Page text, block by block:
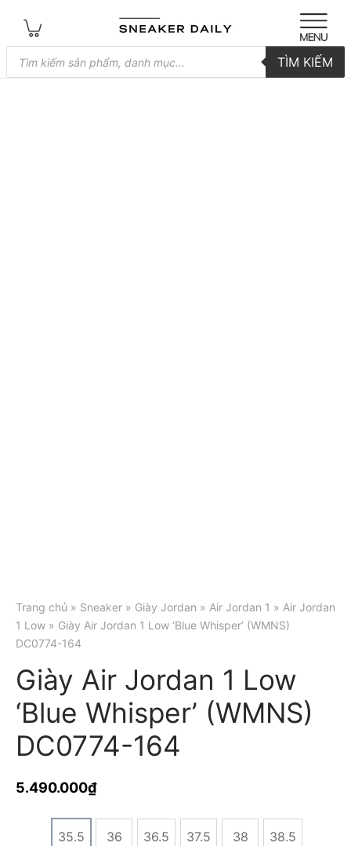
Tìm
kiếm
sản
TÌM KIẾM
Trang chủ » Sneaker » Giày Jordan » Air Jordan 1 » Air Jordan
1 Low » Giày Air Jordan 1 Low ‘Blue Whisper’ (WMNS)
DC0774-164
Giày Air Jordan 1 Low
‘Blue Whisper’ (WMNS)
DC0774-164
5.490.000₫
35.5 36 36.5 37.5 38 38.5